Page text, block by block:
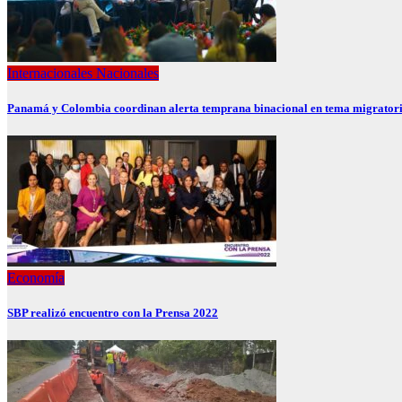
Internacionales Nacionales
Panamá y Colombia coordinan alerta temprana binacional en tema
Economía
SBP realizó encuentro con la Prensa 2022